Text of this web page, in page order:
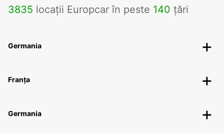
3835 locații Europcar în peste 140 țări
Germania
Franța
Germania